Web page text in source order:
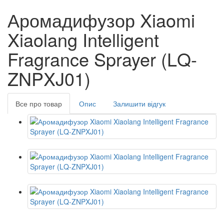
Аромадифузор Xiaomi
Xiaolang Intelligent
Fragrance Sprayer (LQ-
ZNPXJ01)
Все про товар Опис Залишити відгук